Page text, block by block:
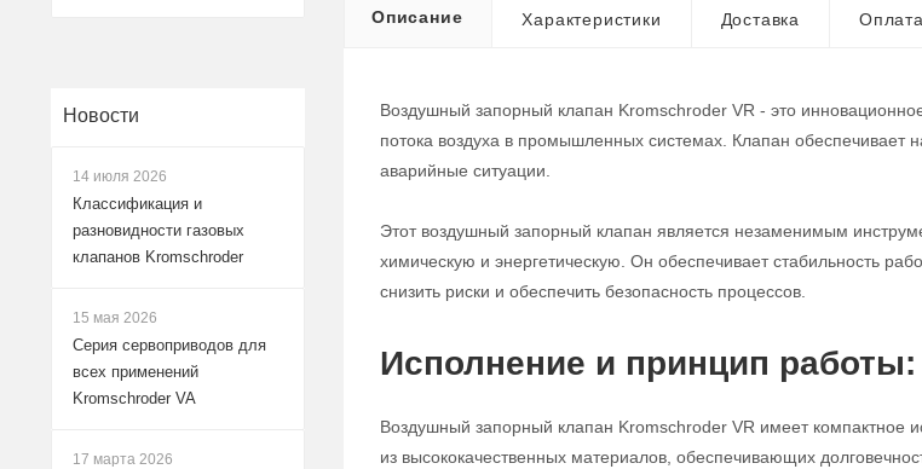
Описание Характеристики Доставка Оплата
Воздушный запорный клапан Kromschroder VR - это
потока воздуха в промышленных системах. Клапан
аварийные ситуации.
Этот воздушный запорный клапан является незаменимым
химическую и энергетическую. Он обеспечивает стабильность
снизить риски и обеспечить безопасность процессов.
Исполнение и принцип работы:
Воздушный запорный клапан Kromschroder VR имеет компактное
из высококачественных материалов, обеспечивающих
Новости
14 июля 2026
Классификация и
разновидности газовых
клапанов Kromschroder
15 мая 2026
Серия сервоприводов для
всех применений
Kromschroder VA
17 марта 2026